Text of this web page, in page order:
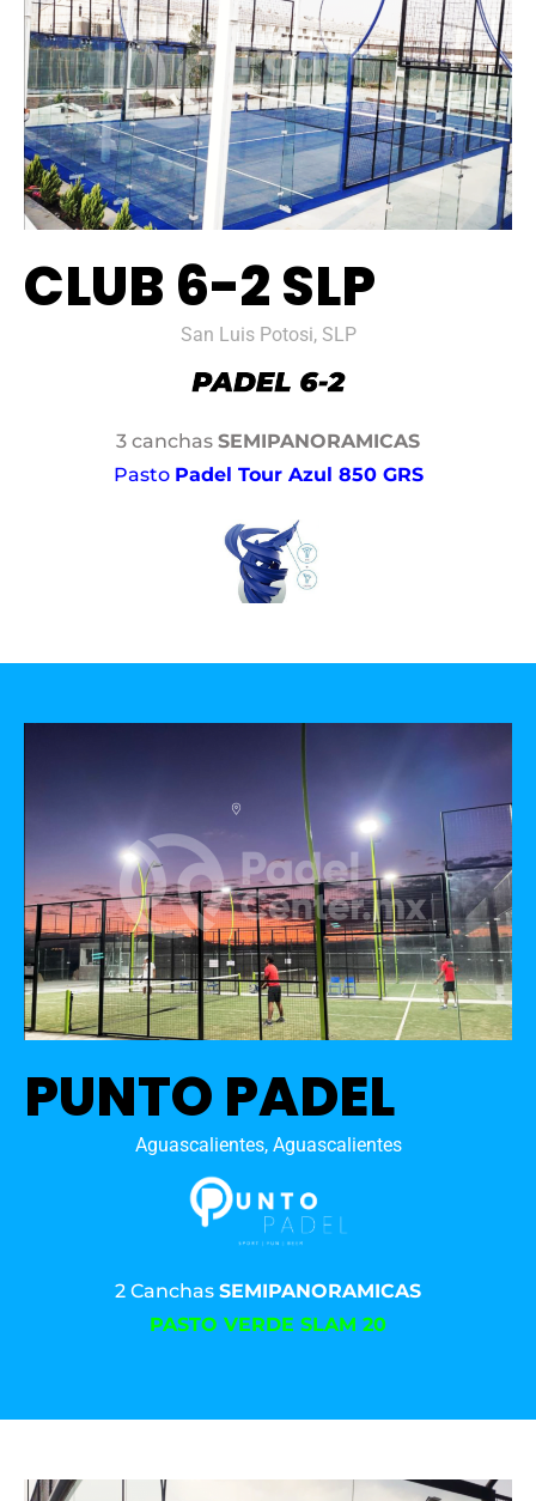
CLUB 6-2 SLP
San Luis Potosi, SLP
3 canchas SEMIPANORAMICAS
Pasto Padel Tour Azul 850 GRS
PUNTO PADEL
Aguascalientes, Aguascalientes
2 Canchas SEMIPANORAMICAS
PASTO VERDE SLAM 20